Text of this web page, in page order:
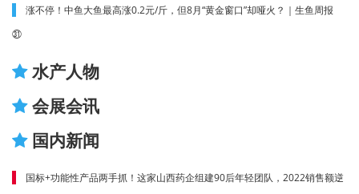
涨不停！中鱼大鱼最高涨0.2元/斤，但8月“黄金窗口”却哑火？｜生鱼周报
㉛
水产人物
会展会讯
国内新闻
国标+功能性产品两手抓！这家山西药企组建90后年轻团队，2022销售额逆